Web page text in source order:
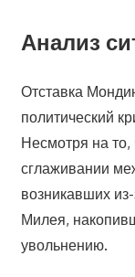
Анализ
Отставка
политический
Несмотря на
сглаживании
возникавших
Милея,
увольнению.